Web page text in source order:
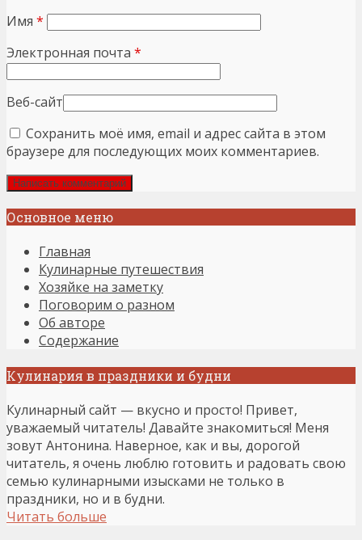
Имя *
Электронная почта *
Веб-сайт
Сохранить моё имя, email и адрес сайта в этом
браузере для последующих моих комментариев.
Основное меню
Главная
Кулинарные путешествия
Хозяйке на заметку
Поговорим о разном
Об авторе
Содержание
Кулинария в праздники и будни
Кулинарный сайт — вкусно и просто! Привет,
уважаемый читатель! Давайте знакомиться! Меня
зовут Антонина. Наверное, как и вы, дорогой
читатель, я очень люблю готовить и радовать свою
семью кулинарными изысками не только в
праздники, но и в будни.
Читать больше